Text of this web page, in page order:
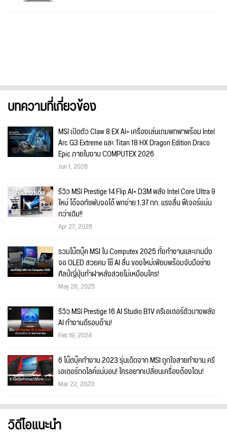
บทความที่เกี่ยวข้อง
MSI เปิดตัว Claw 8 EX AI+ เครื่องเล่นเกมพกพาพร้อม Intel
Arc G3 Extreme และ Titan 18 HX Dragon Edition Draco
Epic ภายในงาน COMPUTEX 2026
Jun 1, 2026
รีวิว MSI Prestige 14 Flip AI+ D3M พลัง Intel Core Ultra 9
ใหม่ ได้จอทัชพับจอได้ พกง่าย 1.37 กก. แรงลื่น ฟีเจอร์แน่น
กว่าเดิม!!
Apr 27, 2026
รวมโน๊ตบุ๊ค MSI ใน Computex 2025 ทั้งทำงานและเกมมิ่ง
จอ OLED สวยคม ใช้ AI ลื่น ของใหม่เพียบพร้อมจับมือช่าง
ศิลป์ญี่ปุ่นทำฝาหลังสวยไม่เหมือนใคร!
May 26, 2025
รีวิว MSI Prestige 16 AI Studio B1V ครีเอเตอร์ตัวบางพลัง
AI ทำงานดีรอบด้าน!
Feb 19, 2024
6 โน๊ตบุ๊คทำงาน 2023 รุ่นเด็ดจาก MSI ถูกใจสายทำงาน ครี
เอเตอร์กดไลค์แน่นอน! ใครอยากเปลี่ยนเครื่องต้องโดน!
Mar 22, 2023
วิดีโอแนะนำ